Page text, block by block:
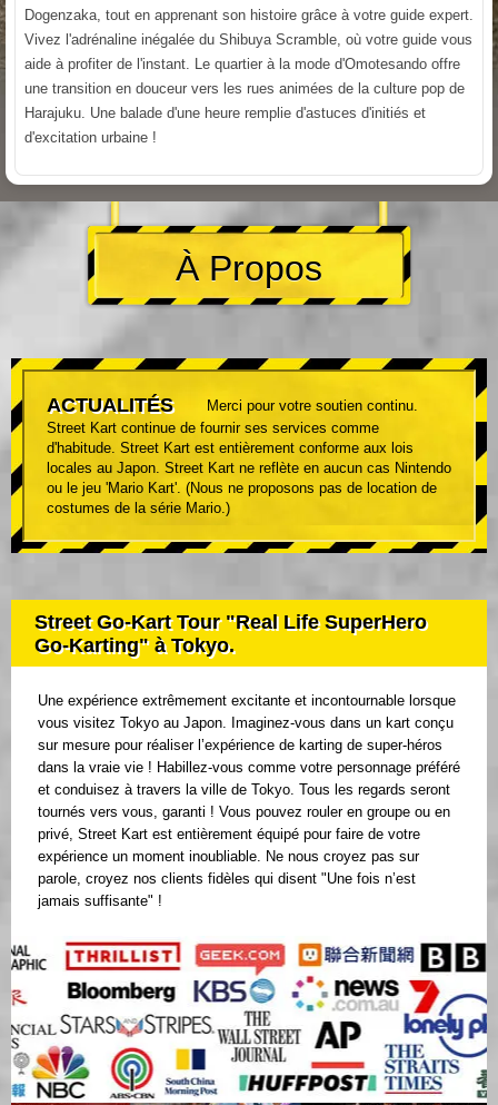
Dogenzaka, tout en apprenant son histoire grâce à votre guide expert.
Vivez l'adrénaline inégalée du Shibuya Scramble, où votre guide vous
aide à profiter de l'instant. Le quartier à la mode d'Omotesando offre
une transition en douceur vers les rues animées de la culture pop de
Harajuku. Une balade d'une heure remplie d'astuces d'initiés et
d'excitation urbaine !
À Propos
ACTUALITÉS
Merci pour votre soutien continu.
Street Kart continue de fournir ses services comme
d'habitude. Street Kart est entièrement conforme aux lois
locales au Japon. Street Kart ne reflète en aucun cas Nintendo
ou le jeu 'Mario Kart'. (Nous ne proposons pas de location de
costumes de la série Mario.)
Street Go-Kart Tour "Real Life SuperHero
Go-Karting" à Tokyo.
Une expérience extrêmement excitante et incontournable lorsque
vous visitez Tokyo au Japon. Imaginez-vous dans un kart conçu
sur mesure pour réaliser l’expérience de karting de super-héros
dans la vraie vie ! Habillez-vous comme votre personnage préféré
et conduisez à travers la ville de Tokyo. Tous les regards seront
tournés vers vous, garanti ! Vous pouvez rouler en groupe ou en
privé, Street Kart est entièrement équipé pour faire de votre
expérience un moment inoubliable. Ne nous croyez pas sur
parole, croyez nos clients fidèles qui disent "Une fois n’est
jamais suffisante" !